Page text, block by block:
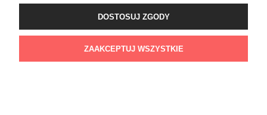
GWARANCJA I ZWROTY
BIANCHI
DOSTOSUJ ZGODY
ZAAKCEPTUJ WSZYSTKIE